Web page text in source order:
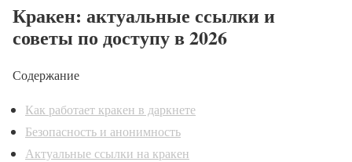
Кракен: актуальные ссылки и
советы по доступу в 2026
Содержание
Как работает кракен в даркнете
Безопасность и анонимность
Актуальные ссылки на кракен